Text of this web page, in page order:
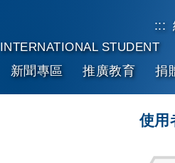
:::
INTERNATIONAL STUDENT
新聞專區 推廣教育 捐
使用